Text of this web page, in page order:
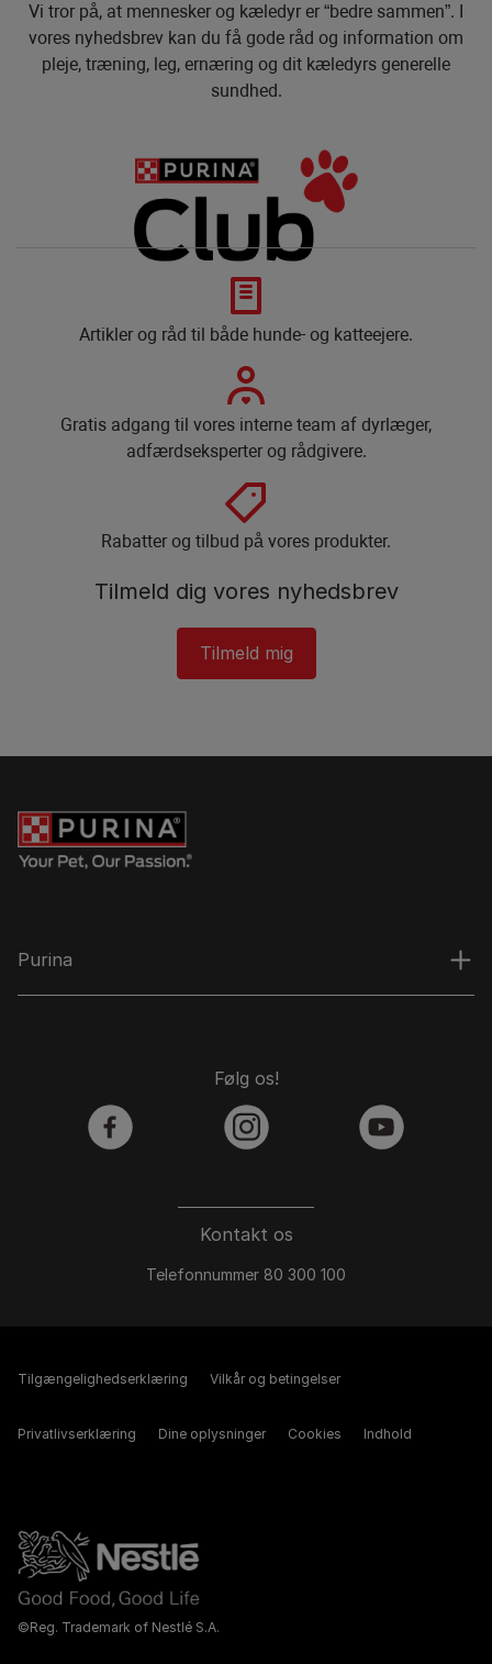
Vi tror på, at mennesker og kæledyr er “bedre sammen”. I
vores nyhedsbrev kan du få gode råd og information om
pleje, træning, leg, ernæring og dit kæledyrs generelle
sundhed.
Artikler og råd til både hunde- og katteejere.
Gratis adgang til vores interne team af dyrlæger,
adfærdseksperter og rådgivere.
Rabatter og tilbud på vores produkter.
Tilmeld dig vores nyhedsbrev
Tilmeld mig
Purina
Kontakt os
Telefonnummer 80 300 100
Følg os!
facebook instagram youtube
©Reg. Trademark of Nestlé S.A.
Tilgængelighedserklæring Vilkår og betingelser
Privatlivserklæring Dine oplysninger Cookies Indhold